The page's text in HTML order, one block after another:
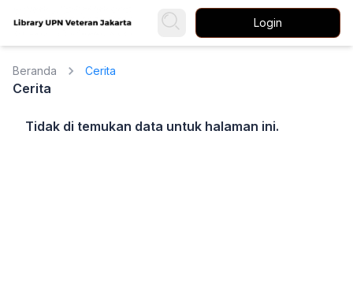
Login
Beranda Cerita
Cerita
Tidak di temukan data untuk halaman ini.